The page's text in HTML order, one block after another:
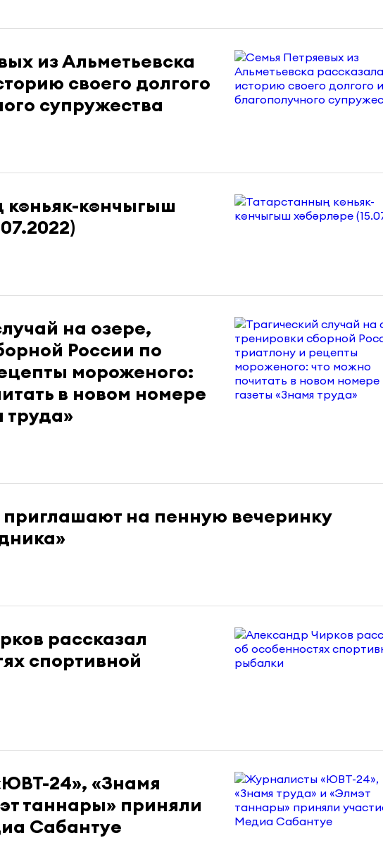
из Альметьевска
своего долгого
супружества
көньяк-көнчыгыш
на озере,
России по
мороженого:
в новом номере
труда»
приглашают на пенную вечеринку
рассказал
спортивной
24», «Знамя
таннары» приняли
Сабантуе